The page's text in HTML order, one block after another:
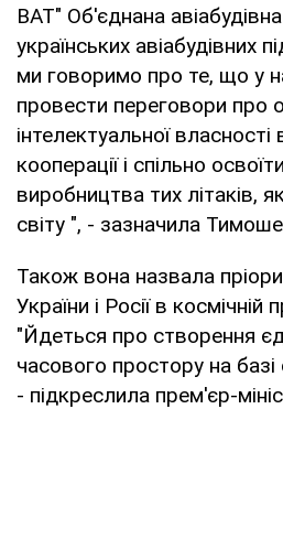
ВАТ" Об'єднана
українських авіабудівних
ми говоримо про те, що у
провести переговори про
інтелектуальної власності
кооперації і спільно
виробництва тих літаків,
світу ", - зазначила
Також вона назвала
України і Росії в космічній
"Йдеться про створення
часового простору на
- підкреслила прем'єр-